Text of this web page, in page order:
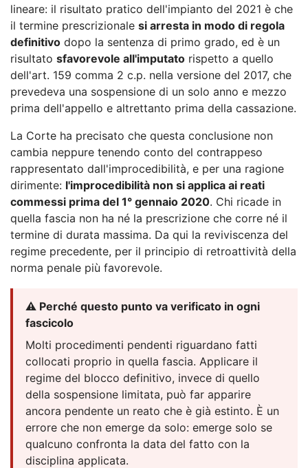
lineare: il risultato pratico dell'impianto del 2021 è che
il termine prescrizionale si arresta in modo di regola
definitivo dopo la sentenza di primo grado, ed è un
risultato sfavorevole all'imputato rispetto a quello
dell'art. 159 comma 2 c.p. nella versione del 2017, che
prevedeva una sospensione di un solo anno e mezzo
prima dell'appello e altrettanto prima della cassazione.
La Corte ha precisato che questa conclusione non
cambia neppure tenendo conto del contrappeso
rappresentato dall'improcedibilità, e per una ragione
dirimente: l'improcedibilità non si applica ai reati
commessi prima del 1° gennaio 2020. Chi ricade in
quella fascia non ha né la prescrizione che corre né il
termine di durata massima. Da qui la reviviscenza del
regime precedente, per il principio di retroattività della
norma penale più favorevole.
⚠️ Perché questo punto va verificato in ogni
fascicolo
Molti procedimenti pendenti riguardano fatti
collocati proprio in quella fascia. Applicare il
regime del blocco definitivo, invece di quello
della sospensione limitata, può far apparire
ancora pendente un reato che è già estinto. È un
errore che non emerge da solo: emerge solo se
qualcuno confronta la data del fatto con la
disciplina applicata.